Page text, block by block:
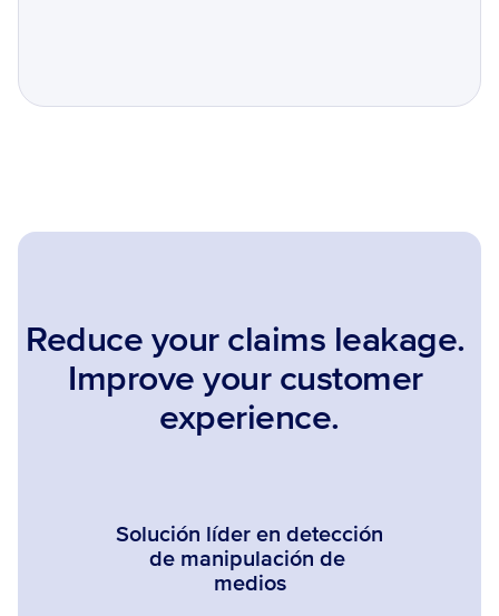
Reduce your claims leakage.
Improve your customer
experience.
Solución líder en detección
de manipulación de
medios